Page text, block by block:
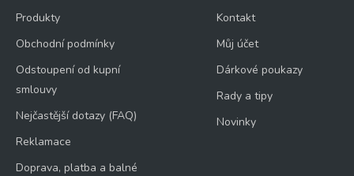
Produkty
Obchodní podmínky
Odstoupení od kupní
smlouvy
Nejčastější dotazy (FAQ)
Reklamace
Doprava, platba a balné
Kontakt
Můj účet
Dárkové poukazy
Rady a tipy
Novinky